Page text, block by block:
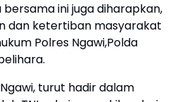
bersama ini juga diharapkan,
dan ketertiban masyarakat
Polres Ngawi,Polda
turut hadir dalam